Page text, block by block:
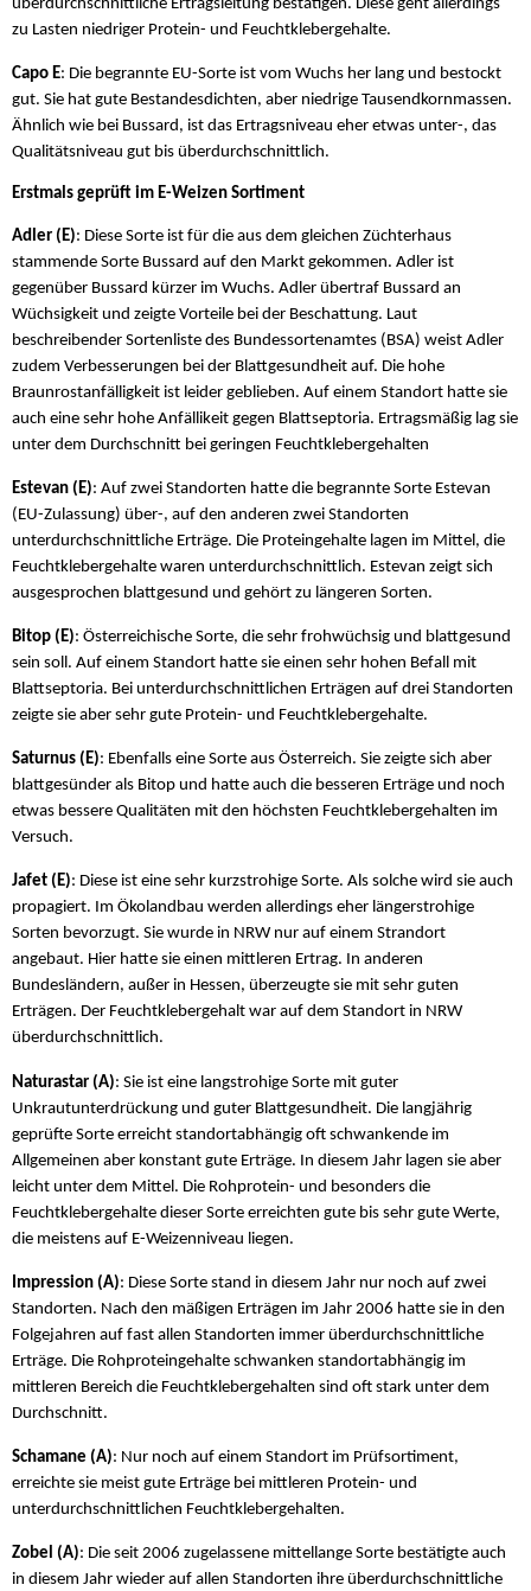
überdurchschnittliche Ertragsleitung bestätigen. Diese geht allerdings
zu Lasten niedriger Protein- und Feuchtklebergehalte.
Capo E: Die begrannte EU-Sorte ist vom Wuchs her lang und bestockt
gut. Sie hat gute Bestandesdichten, aber niedrige Tausendkornmassen.
Ähnlich wie bei Bussard, ist das Ertragsniveau eher etwas unter-, das
Qualitätsniveau gut bis überdurchschnittlich.
Erstmals geprüft im E-Weizen Sortiment
Adler (E): Diese Sorte ist für die aus dem gleichen Züchterhaus
stammende Sorte Bussard auf den Markt gekommen. Adler ist
gegenüber Bussard kürzer im Wuchs. Adler übertraf Bussard an
Wüchsigkeit und zeigte Vorteile bei der Beschattung. Laut
beschreibender Sortenliste des Bundessortenamtes (BSA) weist Adler
zudem Verbesserungen bei der Blattgesundheit auf. Die hohe
Braunrostanfälligkeit ist leider geblieben. Auf einem Standort hatte sie
auch eine sehr hohe Anfällikeit gegen Blattseptoria. Ertragsmäßig lag sie
unter dem Durchschnitt bei geringen Feuchtklebergehalten
Estevan (E): Auf zwei Standorten hatte die begrannte Sorte Estevan
(EU-Zulassung) über-, auf den anderen zwei Standorten
unterdurchschnittliche Erträge. Die Proteingehalte lagen im Mittel, die
Feuchtklebergehalte waren unterdurchschnittlich. Estevan zeigt sich
ausgesprochen blattgesund und gehört zu längeren Sorten.
Bitop (E): Österreichische Sorte, die sehr frohwüchsig und blattgesund
sein soll. Auf einem Standort hatte sie einen sehr hohen Befall mit
Blattseptoria. Bei unterdurchschnittlichen Erträgen auf drei Standorten
zeigte sie aber sehr gute Protein- und Feuchtklebergehalte.
Saturnus (E): Ebenfalls eine Sorte aus Österreich. Sie zeigte sich aber
blattgesünder als Bitop und hatte auch die besseren Erträge und noch
etwas bessere Qualitäten mit den höchsten Feuchtklebergehalten im
Versuch.
Jafet (E): Diese ist eine sehr kurzstrohige Sorte. Als solche wird sie auch
propagiert. Im Ökolandbau werden allerdings eher längerstrohige
Sorten bevorzugt. Sie wurde in NRW nur auf einem Strandort
angebaut. Hier hatte sie einen mittleren Ertrag. In anderen
Bundesländern, außer in Hessen, überzeugte sie mit sehr guten
Erträgen. Der Feuchtklebergehalt war auf dem Standort in NRW
überdurchschnittlich.
Naturastar (A): Sie ist eine langstrohige Sorte mit guter
Unkrautunterdrückung und guter Blattgesundheit. Die langjährig
geprüfte Sorte erreicht standortabhängig oft schwankende im
Allgemeinen aber konstant gute Erträge. In diesem Jahr lagen sie aber
leicht unter dem Mittel. Die Rohprotein- und besonders die
Feuchtklebergehalte dieser Sorte erreichten gute bis sehr gute Werte,
die meistens auf E-Weizenniveau liegen.
Impression (A): Diese Sorte stand in diesem Jahr nur noch auf zwei
Standorten. Nach den mäßigen Erträgen im Jahr 2006 hatte sie in den
Folgejahren auf fast allen Standorten immer überdurchschnittliche
Erträge. Die Rohproteingehalte schwanken standortabhängig im
mittleren Bereich die Feuchtklebergehalten sind oft stark unter dem
Durchschnitt.
Schamane (A): Nur noch auf einem Standort im Prüfsortiment,
erreichte sie meist gute Erträge bei mittleren Protein- und
unterdurchschnittlichen Feuchtklebergehalten.
Zobel (A): Die seit 2006 zugelassene mittellange Sorte bestätigte auch
in diesem Jahr wieder auf allen Standorten ihre überdurchschnittliche